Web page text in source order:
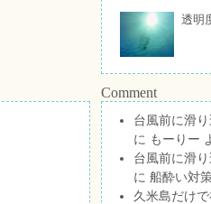
透明
Comment
台風前に滑
に もーりー
台風前に滑
に 船酔い対
久米島だけ